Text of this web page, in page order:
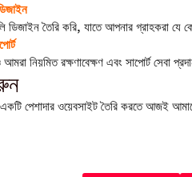
ডিজাইন তৈরি করি, যাতে আপনার গ্রাহকরা যে
নিয়মিত রক্ষণাবেক্ষণ এবং সাপোর্ট সেবা
পেশাদার ওয়েবসাইট তৈরি করতে আজই